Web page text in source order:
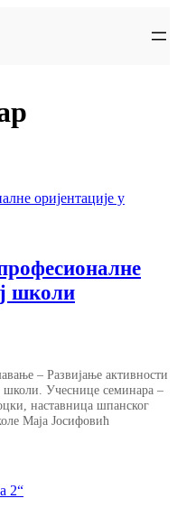
школи
– Развијање активности
школи. Учеснице семинара –
наставница шпанског
Маја Јосифовић